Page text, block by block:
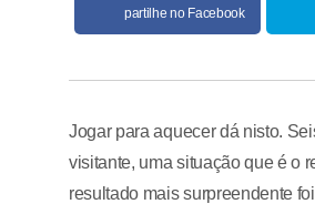
partilhe no Facebook
Jogar para aquecer dá nisto.
visitante, uma situação que é o
resultado mais surpreendente